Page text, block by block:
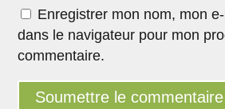
Enregistrer mon nom, mon
dans le navigateur pour mon
commentaire.
Soumettre le commentaire